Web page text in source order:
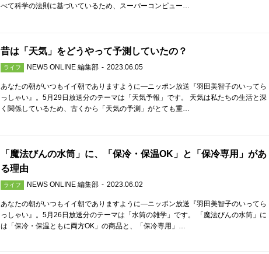
べて科学の法則に基づいているため、スーパーコンピュー…
昔は「天気」をどうやって予測していたの？
ライフ NEWS ONLINE 編集部 2023.06.05
あなたの朝がいつもイイ朝でありますように—ニッポン放送『羽田美智子のいってら
っしゃい』。5月29日放送分のテーマは「天気予報」です。 天気は私たちの生活と深
く関係しているため、古くから「天気の予測」がとても重…
「魔法びんの水筒」に、「保冷・保温OK」と「保冷専用」があ
る理由
ライフ NEWS ONLINE 編集部 2023.06.02
あなたの朝がいつもイイ朝でありますように—ニッポン放送『羽田美智子のいってら
っしゃい』。5月26日放送分のテーマは「水筒の雑学」です。 「魔法びんの水筒」に
は「保冷・保温ともに両方OK」の商品と、「保冷専用」…